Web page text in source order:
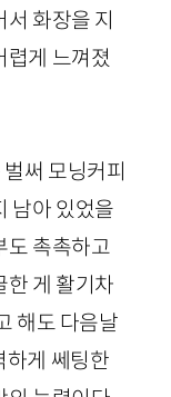
화장을 지
렵게 느껴졌
써 모닝커피
남아 있었을
도 촉촉하고
한 게 활기차
해도 다음날
하게 쎄팅한